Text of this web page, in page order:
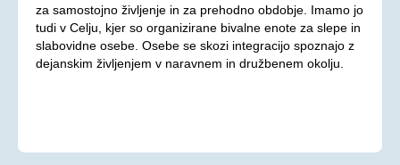
Programi društva
Ohranjevanje zdravja
Bivalna skupnost
za samostojno življenje in za prehodno obdobje. Imamo jo
tudi v Celju, kjer so organizirane bivalne enote za slepe in
slabovidne osebe. Osebe se skozi integracijo spoznajo z
dejanskim življenjem v naravnem in družbenem okolju.